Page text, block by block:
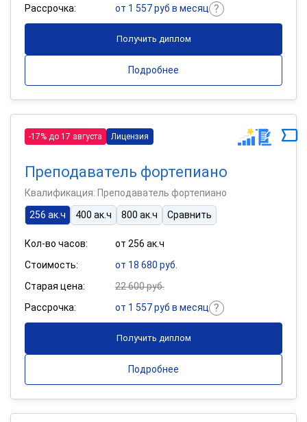
Рассрочка:
от 1 557 руб в месяц
Получить диплом
Подробнее
-17% до 17 августа Лицензия
Преподаватель фортепиано
Квалификация: Преподаватель фортепиано
256 ак.ч
400 ак.ч 800 ак.ч Сравнить
Кол-во часов:
от 256 ак.ч
Стоимость:
от 18 680 руб.
Старая цена:
22 600 руб.
Рассрочка:
от 1 557 руб в месяц
Получить диплом
Подробнее